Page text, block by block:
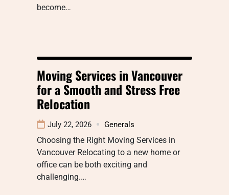
become…
Moving Services in Vancouver
for a Smooth and Stress Free
Relocation
July 22, 2026 Generals
Choosing the Right Moving Services in
Vancouver Relocating to a new home or
office can be both exciting and
challenging.…